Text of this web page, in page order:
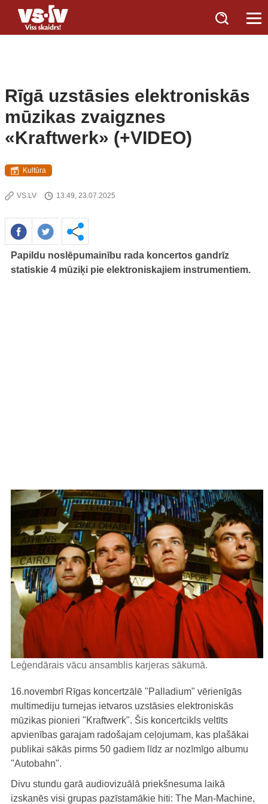
Rīgā uzstāsies elektroniskās
mūzikas zvaigznes
«Kraftwerk»‎ (+VIDEO)
Kultūra
VS.LV 13:49, 23.07.2025
Papildu noslēpumainību rada koncertos gandrīz
statiskie 4 mūziķi pie elektroniskajiem instrumentiem.
Leģendārais vācu ansamblis karjeras sākumā.
16.novembrī Rīgas koncertzālē "Palladium" vērienīgās
multimediju turnejas ietvaros uzstāsies elektroniskās
mūzikas pionieri "Kraftwerk". Šis koncertcikls veltīts
apvienības garajam radošajam ceļojumam, kas plašākai
publikai sākās pirms 50 gadiem līdz ar nozīmīgo albumu
"Autobahn".
Divu stundu garā audiovizuālā priekšnesuma laikā
izskanēs visi grupas pazīstamākie hiti: The Man-Machine,